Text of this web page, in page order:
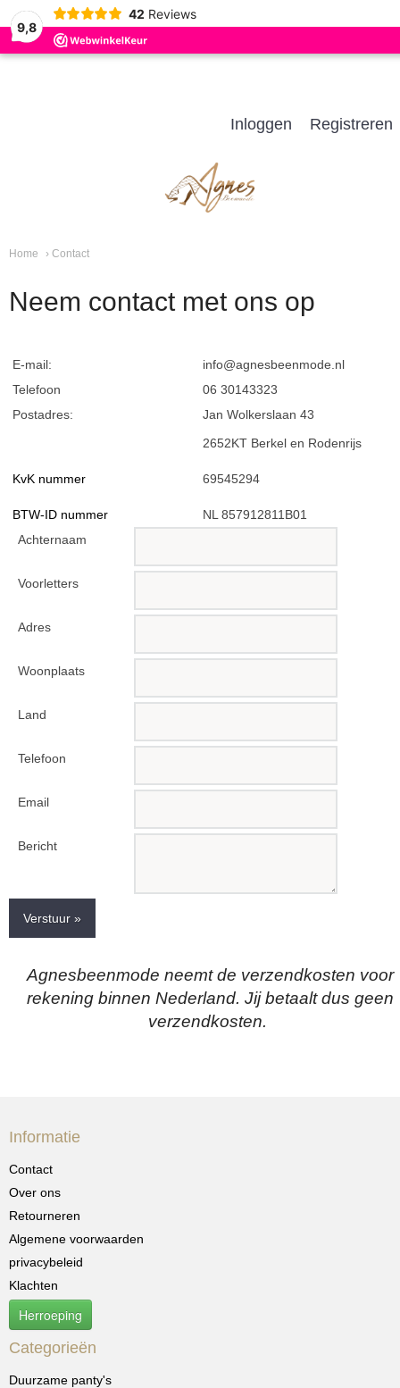
9,8
42 Reviews
Inloggen Registreren
Home › Contact
Neem contact met ons op
E-mail:
info@agnesbeenmode.nl
Telefoon
06 30143323
Postadres:
Jan Wolkerslaan 43
2652KT Berkel en Rodenrijs
KvK nummer 69545294
BTW-ID nummer
NL 857912811B01
Achternaam
Voorletters
Adres
Woonplaats
Land
Telefoon
Email
Bericht
Verstuur »
Agnesbeenmode neemt de verzendkosten voor
rekening binnen Nederland. Jij betaalt dus geen
verzendkosten.
Informatie
Contact
Over ons
Retourneren
Algemene voorwaarden
privacybeleid
Klachten
Herroeping
Categorieën
Duurzame panty's